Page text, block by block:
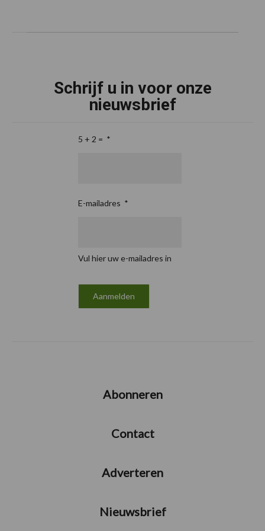
Schrijf u in voor onze
nieuwsbrief
5 + 2 = *
E-mailadres *
Vul hier uw e-mailadres in
Abonneren
Contact
Adverteren
Nieuwsbrief